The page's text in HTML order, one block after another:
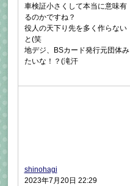
車検証小さくして本当に意味有
るのかですね？
役人の天下り先を多く作らない
と(笑
地デジ、BSカード発行元団体み
たいな！？(滝汗
shinohagi
2023年7月20日 22:29